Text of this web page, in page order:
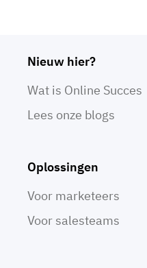
Nieuw hier?
Wat is Online Succes
Lees onze blogs
Oplossingen
Voor marketeers
Voor salesteams